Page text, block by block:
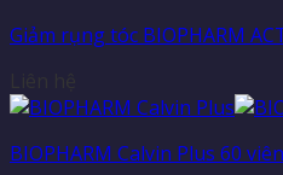
Giảm rụng tóc BIOPHARM
BIOPHARM Calvin Plus 60 viên